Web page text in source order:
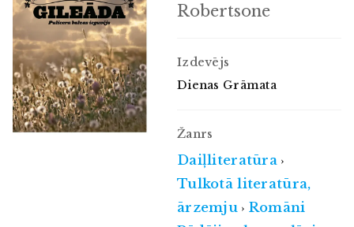
Robertsone
Izdevējs
Dienas Grāmata
Žanrs
Daiļliteratūra ›
Tulkotā literatūra,
ārzemju › Romāni